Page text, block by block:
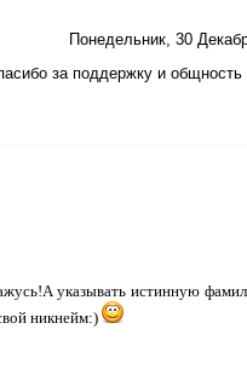
Понедельник, 30
за поддержку и
указывать истинную
никнейм:)